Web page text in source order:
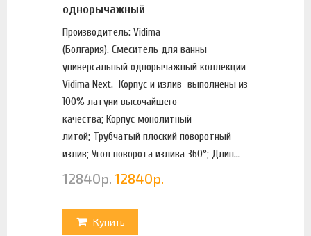
однорычажный
Производитель: Vidima
(Болгария). Смеситель для ванны
универсальный однорычажный коллекции
Vidima Next. Корпус и излив выполнены из
100% латуни высочайшего
качества; Корпус монолитный
литой; Трубчатый плоский поворотный
излив; Угол поворота излива 360°; Длин...
12840р.12840р.
Купить